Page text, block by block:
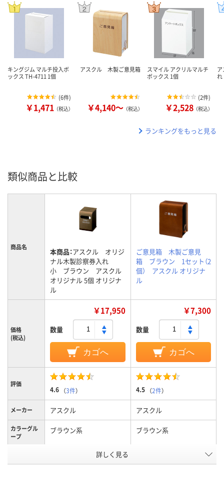
キングジム マルチ投入ボ
ックス TH-4711 1個
(6件)
￥1,471 （税込）
アスクル 木製ご意見箱
￥4,140～ （税込）
スマイル アクリルマルチ
ボックス 1個
(2件)
￥2,528 （税込）
れ
ランキングをもっと見る
類似商品と比較
商品名 本商品：アスクル オリジ
ナル木製診察券入れ
小 ブラウン アスクル
オリジナル 5個 オリジナ
ル
ご意見箱 木製ご意見
箱 ブラウン 1セット（2
個） アスクル オリジナ
ル
価格
(税込)
￥17,950
数量
カゴへ
￥7,300
数量
カゴへ
評価
4.6 （3件） 4.5 （2件）
メーカー アスクル アスクル
カラーグル
ープ
ブラウン系 ブラウン系
35 35
詳しく見る